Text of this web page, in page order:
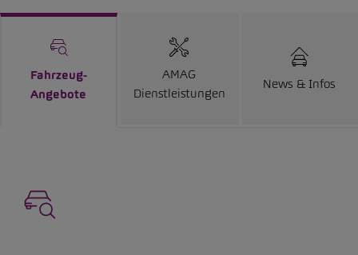
Fahrzeug-
Angebote
AMAG
Dienstleistungen
News & Infos